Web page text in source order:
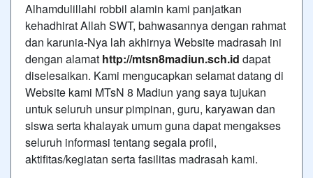
Alhamdulillahi robbil alamin kami panjatkan
kehadhirat Allah SWT, bahwasannya dengan rahmat
dan karunia-Nya lah akhirnya Website madrasah ini
dengan alamat http://mtsn8madiun.sch.id dapat
diselesaikan. Kami mengucapkan selamat datang di
Website kami MTsN 8 Madiun yang saya tujukan
untuk seluruh unsur pimpinan, guru, karyawan dan
siswa serta khalayak umum guna dapat mengakses
seluruh informasi tentang segala profil,
aktifitas/kegiatan serta fasilitas madrasah kami.